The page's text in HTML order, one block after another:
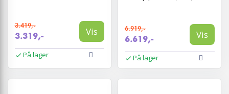
3.419,-
3.319,- Vis
På lager
6.919,-
6.619,- Vis
På lager